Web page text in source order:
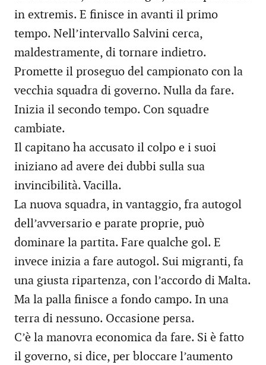
in extremis. E finisce in avanti il primo
tempo. Nell’intervallo Salvini cerca,
maldestramente, di tornare indietro.
Promette il proseguo del campionato con la
vecchia squadra di governo. Nulla da fare.
Inizia il secondo tempo. Con squadre
cambiate.
Il capitano ha accusato il colpo e i suoi
iniziano ad avere dei dubbi sulla sua
invincibilità. Vacilla.
La nuova squadra, in vantaggio, fra autogol
dell’avversario e parate proprie, può
dominare la partita. Fare qualche gol. E
invece inizia a fare autogol. Sui migranti, fa
una giusta ripartenza, con l’accordo di Malta.
Ma la palla finisce a fondo campo. In una
terra di nessuno. Occasione persa.
C’è la manovra economica da fare. Si è fatto
il governo, si dice, per bloccare l’aumento